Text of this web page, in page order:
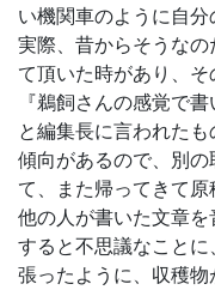
い機関車のように自分
実際、昔からそうな
て頂いた時があり、そ
『鵜飼さんの感覚で書
と編集長に言われた
傾向があるので、別
て、また帰ってきて
他の人が書いた文章を
すると不思議なこと
張ったように、収穫